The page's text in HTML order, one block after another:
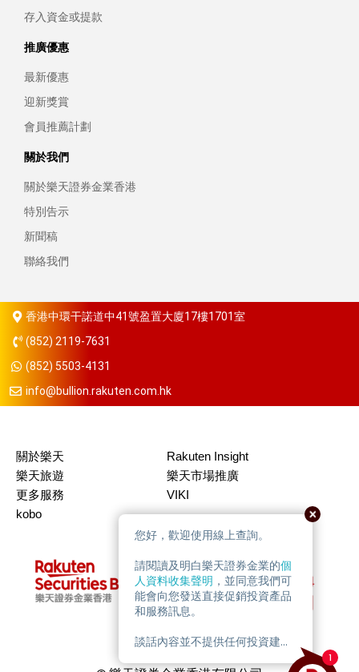
存入資金或提款
推廣優惠
最新優惠
迎新獎賞
會員推薦計劃
關於我們
關於樂天證券金業香港
特別告示
新聞稿
聯絡我們
香港中環干諾道中41號盈置大廈17樓1701室
(852) 2119-7631
(852) 5503-4131
info@bullion.rakuten.com.hk
關於樂天
Rakuten Insight
樂天旅遊
樂天市場推廣
更多服務
VIKI
kobo